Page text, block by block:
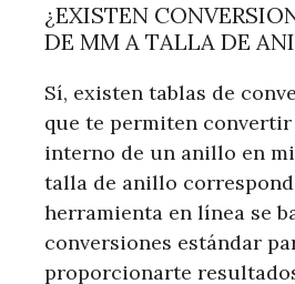
¿EXISTEN
DE MM A TALLA DE
Sí, existen tablas de
que te permiten
interno de un anillo en
talla de anillo
herramienta en línea se
conversiones estándar
proporcionarte